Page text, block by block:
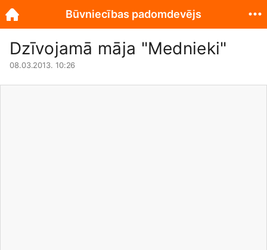
Dzīvojamā māja "Mednieki"
08.03.2013. 10:26
Būvniecības padomdevējs